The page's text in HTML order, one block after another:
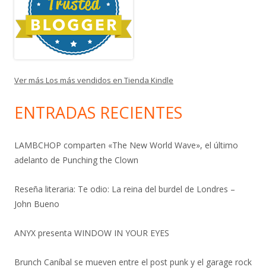
Ver más Los más vendidos en Tienda Kindle
ENTRADAS RECIENTES
LAMBCHOP comparten «The New World Wave», el último
adelanto de Punching the Clown
Reseña literaria: Te odio: La reina del burdel de Londres –
John Bueno
ANYX presenta WINDOW IN YOUR EYES
Brunch Caníbal se mueven entre el post punk y el garage rock